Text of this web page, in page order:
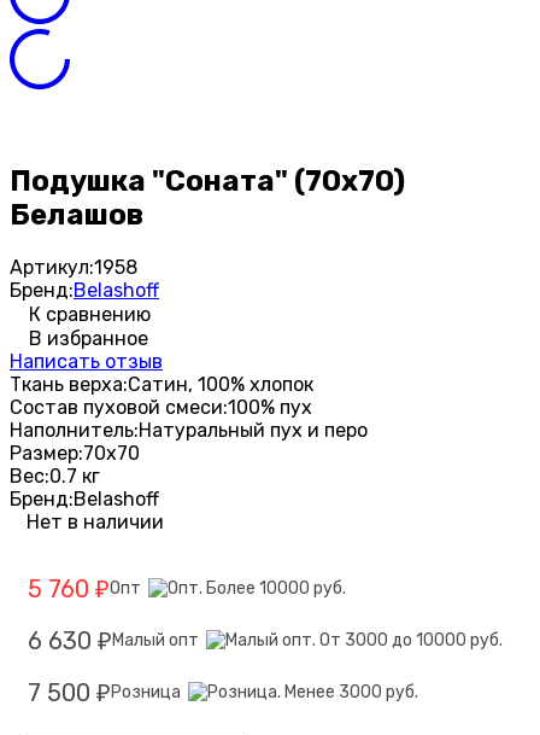
Подушка "Соната" (70х70)
Белашов
Артикул:1958
Бренд:Belashoff
К сравнению
В избранное
Написать отзыв
Ткань верха:Сатин, 100% хлопок
Состав пуховой смеси:100% пух
Наполнитель:Натуральный пух и перо
Размер:70х70
Вес:0.7 кг
Бренд:Belashoff
Нет в наличии
5 760 ₽Опт
6 630 ₽ Малый опт
7 500 ₽ Розница